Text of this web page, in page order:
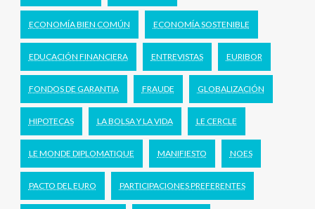
ECONOMÍA BIEN COMÚN ECONOMÍA SOSTENIBLE
EDUCACIÓN FINANCIERA ENTREVISTAS EURIBOR
FONDOS DE GARANTIA FRAUDE GLOBALIZACIÓN
HIPOTECAS LA BOLSA Y LA VIDA LE CERCLE
LE MONDE DIPLOMATIQUE MANIFIESTO NOES
PACTO DEL EURO PARTICIPACIONES PREFERENTES